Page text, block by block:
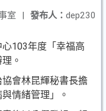
發布人： dep230
室 |
103年度「幸福高
。
會林昆輝秘書長擔
情緒管理」。